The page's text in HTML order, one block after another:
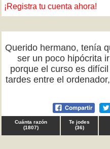
¡Registra tu cuenta ahora!
Querido hermano, tenía
ser un poco hipócrita
porque el curso es
tardes entre el
Cuánta razón
(1807)
Te jodes
(36)